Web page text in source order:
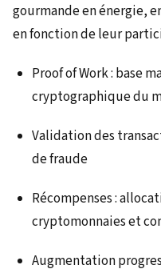
gourmande en énergie,
en fonction de leur
Proof of Work : base
cryptographique du
Validation des
de fraude
Récompenses :
cryptomonnaies et
Augmentation